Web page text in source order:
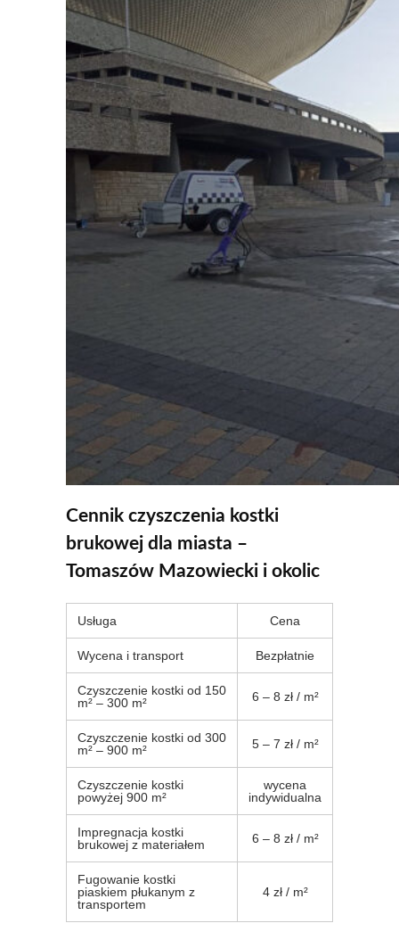
Cennik czyszczenia kostki
brukowej dla miasta –
Tomaszów Mazowiecki i okolic
Usługa Cena
Wycena i transport Bezpłatnie
Czyszczenie kostki od 150
m² – 300 m²
6 – 8 zł / m²
Czyszczenie kostki od 300
m² – 900 m²
5 – 7 zł / m²
Czyszczenie kostki
powyżej 900 m²
wycena
indywidualna
Impregnacja kostki
brukowej z materiałem
6 – 8 zł / m²
Fugowanie kostki
piaskiem płukanym z
transportem
4 zł / m²